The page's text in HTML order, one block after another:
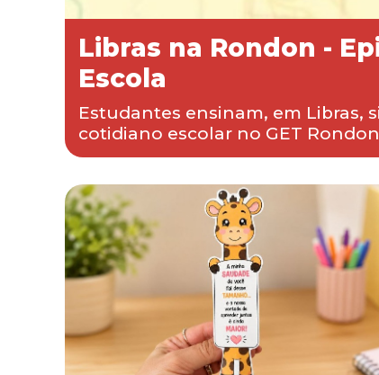
Libras na Rondon -
Escola
Estudantes ensinam, em Libras,
cotidiano escolar no GET